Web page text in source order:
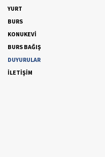
YURT
BURS
KONUKEVİ
BURS BAĞIŞ
DUYURULAR
İLETİŞİM